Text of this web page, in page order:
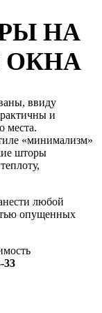
НА
ОКНА
ввиду
и
места.
«минимализм»
шторы
любой
опущенных
33